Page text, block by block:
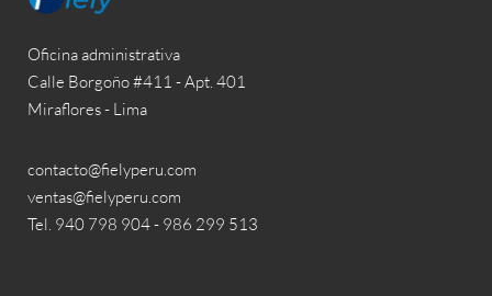
Oficina administrativa
Calle Borgoño #411 - Apt. 401
Miraflores - Lima
contacto@fielyperu.com
ventas@fielyperu.com
Tel. 940 798 904 - 986 299 513